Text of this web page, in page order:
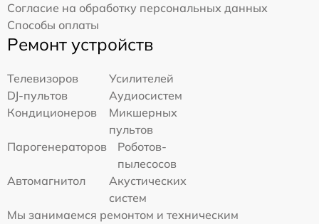
Согласие на обработку персональных данных
Способы оплаты
Ремонт устройств
Телевизоров
Усилителей
DJ-пультов
Аудиосистем
Кондиционеров
Микшерных
пультов
Парогенераторов
Роботов-
пылесосов
Автомагнитол
Акустических
систем
Мы занимаемся ремонтом и техническим